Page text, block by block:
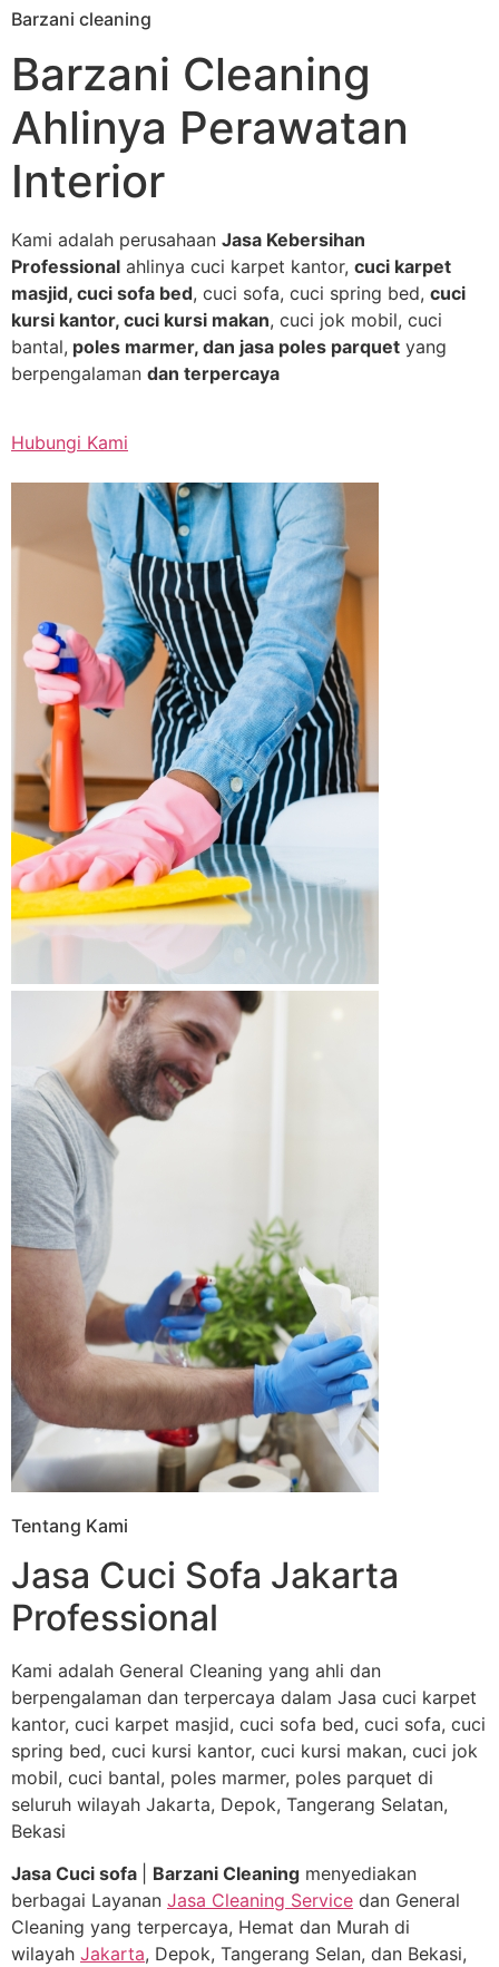
Skip
content
Barzani cleaning
Barzani Cleaning
Ahlinya Perawatan
Interior
Kami adalah perusahaan Jasa Kebersihan
Professional ahlinya cuci karpet kantor, cuci karpet
masjid, cuci sofa bed, cuci sofa, cuci spring bed, cuci
kursi kantor, cuci kursi makan, cuci jok mobil, cuci
bantal, poles marmer, dan jasa poles parquet yang
berpengalaman dan terpercaya
Hubungi Kami
Tentang Kami
Jasa Cuci Sofa Jakarta
Professional
Kami adalah General Cleaning yang ahli dan
berpengalaman dan terpercaya dalam Jasa cuci karpet
kantor, cuci karpet masjid, cuci sofa bed, cuci sofa, cuci
spring bed, cuci kursi kantor, cuci kursi makan, cuci jok
mobil, cuci bantal, poles marmer, poles parquet di
seluruh wilayah Jakarta, Depok, Tangerang Selatan,
Bekasi
Jasa Cuci sofa
Barzani Cleaning menyediakan
berbagai Layanan Jasa Cleaning Service dan General
Cleaning yang terpercaya, Hemat dan Murah di
wilayah Jakarta, Depok, Tangerang Selan, dan Bekasi,